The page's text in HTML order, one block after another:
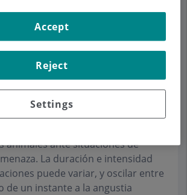
la emoción más elemental, una
animales ante situaciones de
La duración e intensidad
puede variar, y oscilar entre
de un instante a la angustia
Settings
Reject
Accept